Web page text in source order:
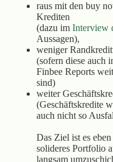
raus mit den buy
Krediten
(dazu im Interview
Aussagen),
weniger
(sofern diese auch
Finbee Reports
sind)
weiter
(Geschäftskredite
auch nicht so
Das Ziel ist es
solideres Portfolio
langsam